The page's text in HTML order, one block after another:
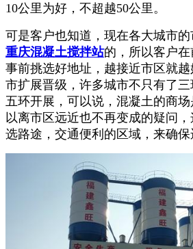
10公里为好，不超越50公里。
可是客户也知道，现在各大城市
重庆混凝土搅拌站的，所以客户
事前挑选好地址，越接近市区就
市扩展晋级，许多城市不只有了三
五环开展，可以说，混凝土的商
以离市区远近也不再变成的疑问
选路途，交通便利的区域，来确保